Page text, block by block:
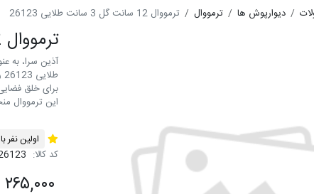
دیوارپوش ها ترمووال ترمووال 12 سانت گل 3 سانت طلايی 26123
ترمووال 12 سانت گل 3 سانت طلايی 26123
برای خلق
این ترمووال
اولین نفر
کد کالا:
۲۶۵,۰۰۰ تومان